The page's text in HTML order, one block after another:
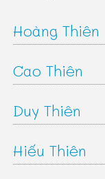
Hoàng Thiên
Cao Thiên
Duy Thiên
Hiếu Thiên